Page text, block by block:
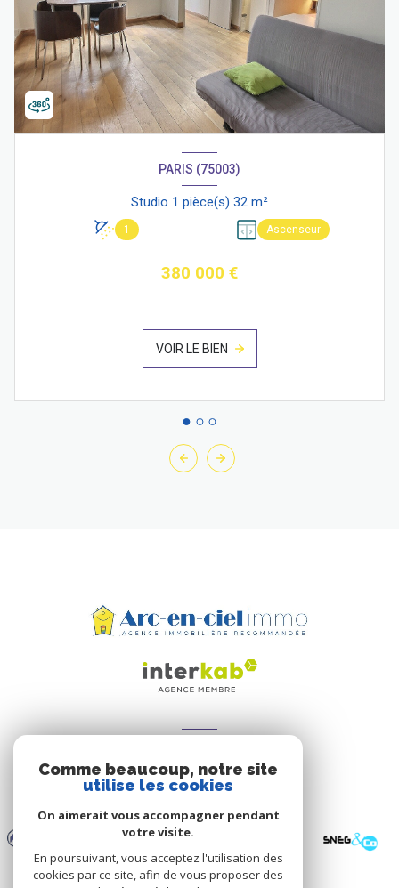
PARIS (75003)
Studio 1 pièce(s) 32 m²
1 Ascenseur
380 000 €
VOIR LE BIEN
Nous adhérons
Comme beaucoup, notre site
utilise les cookies
On aimerait vous accompagner pendant
votre visite.
En poursuivant, vous acceptez l'utilisation des
cookies par ce site, afin de vous proposer des